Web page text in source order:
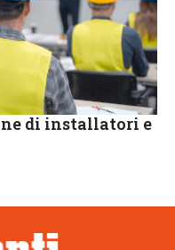
di installatori e